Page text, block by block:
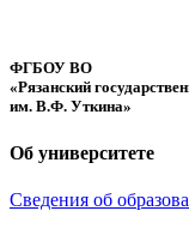
ФГБОУ ВО
«Рязанский
им. В.Ф. Уткина»
Об университете
Сведения об